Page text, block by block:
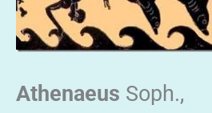
Athenaeus Soph.,